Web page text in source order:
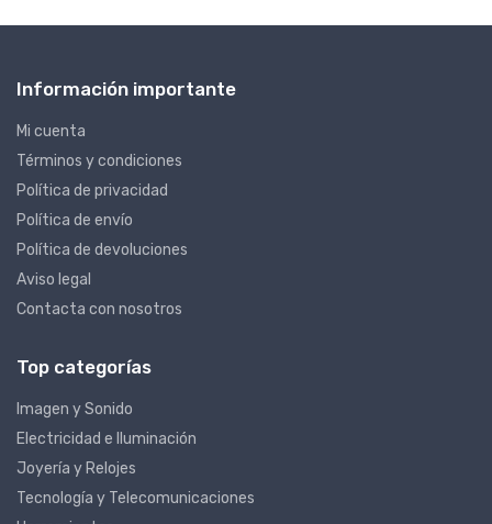
Información importante
Mi cuenta
Términos y condiciones
Política de privacidad
Política de envío
Política de devoluciones
Aviso legal
Contacta con nosotros
Top categorías
Imagen y Sonido
Electricidad e Iluminación
Joyería y Relojes
Tecnología y Telecomunicaciones